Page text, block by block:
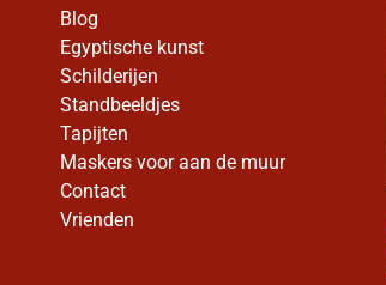
Blog
Egyptische kunst
Schilderijen
Standbeeldjes
Tapijten
Maskers voor aan de muur
Contact
Vrienden